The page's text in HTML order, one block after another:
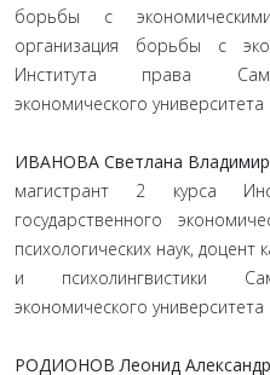
борьбы с
организация борьбы с
Института права
экономического университета
ИВАНОВА Светлана
магистрант 2 курса
государственного
психологических наук, доцент
и психолингвистики
экономического университета
РОДИОНОВ Леонид